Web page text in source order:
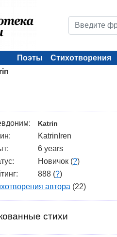
Поэты Стихотворения
Katrin
KatrinIren
6 years
Новичок (?)
888 (?)
автора (22)
стихи